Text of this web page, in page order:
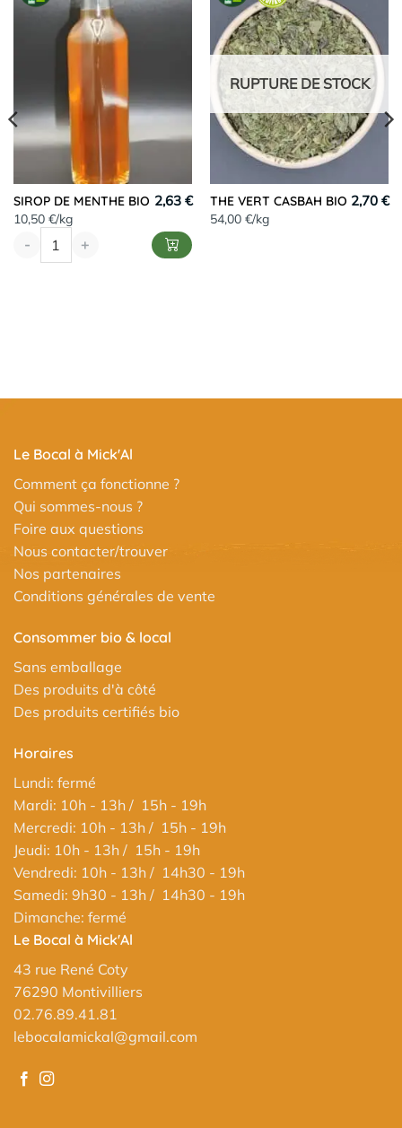
SIROP DE MENTHE BIO
10,50 €/kg
2,63 €
- +
RUPTURE DE STOCK
THE VERT CASBAH BIO
54,00 €/kg
2,70 €
Le Bocal à Mick'Al
Comment ça fonctionne ?
Qui sommes-nous ?
Foire aux questions
Nous contacter/trouver
Nos partenaires
Conditions générales de vente
Consommer bio & local
Sans emballage
Des produits d'à côté
Des produits certifiés bio
Horaires
Lundi: fermé
Mardi: 10h - 13h / 15h - 19h
Mercredi: 10h - 13h / 15h - 19h
Jeudi: 10h - 13h / 15h - 19h
Vendredi: 10h - 13h / 14h30 - 19h
Samedi: 9h30 - 13h / 14h30 - 19h
Dimanche: fermé
Le Bocal à Mick'Al
43 rue René Coty
76290 Montivilliers
02.76.89.41.81
lebocalamickal@gmail.com